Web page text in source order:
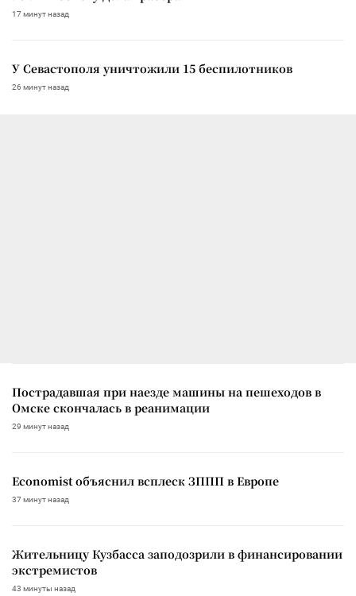
17 минут назад
У Севастополя уничтожили 15 беспилотников
26 минут назад
Пострадавшая при наезде машины на пешеходов в
Омске скончалась в реанимации
29 минут назад
Economist объяснил всплеск ЗППП в Европе
37 минут назад
Жительницу Кузбасса заподозрили в финансировании
экстремистов
43 минуты назад